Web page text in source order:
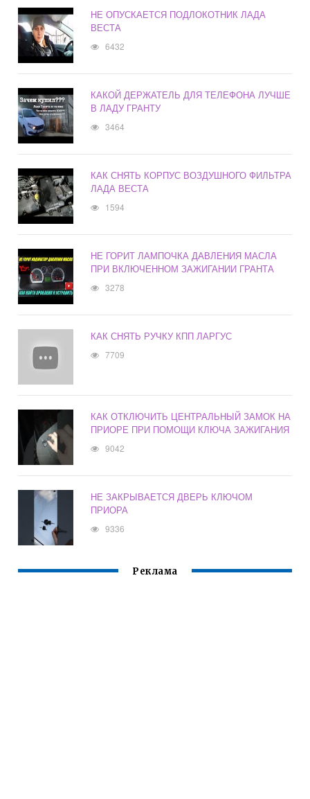
НЕ ОПУСКАЕТСЯ ПОДЛОКОТНИК ЛАДА
ВЕСТА
6432
КАКОЙ ДЕРЖАТЕЛЬ ДЛЯ ТЕЛЕФОНА ЛУЧШЕ
В ЛАДУ ГРАНТУ
3464
КАК СНЯТЬ КОРПУС ВОЗДУШНОГО ФИЛЬТРА
ЛАДА ВЕСТА
1594
НЕ ГОРИТ ЛАМПОЧКА ДАВЛЕНИЯ МАСЛА
ПРИ ВКЛЮЧЕННОМ ЗАЖИГАНИИ ГРАНТА
3278
КАК СНЯТЬ РУЧКУ КПП ЛАРГУС
7709
КАК ОТКЛЮЧИТЬ ЦЕНТРАЛЬНЫЙ ЗАМОК НА
ПРИОРЕ ПРИ ПОМОЩИ КЛЮЧА ЗАЖИГАНИЯ
9042
НЕ ЗАКРЫВАЕТСЯ ДВЕРЬ КЛЮЧОМ
ПРИОРА
9336
Реклама